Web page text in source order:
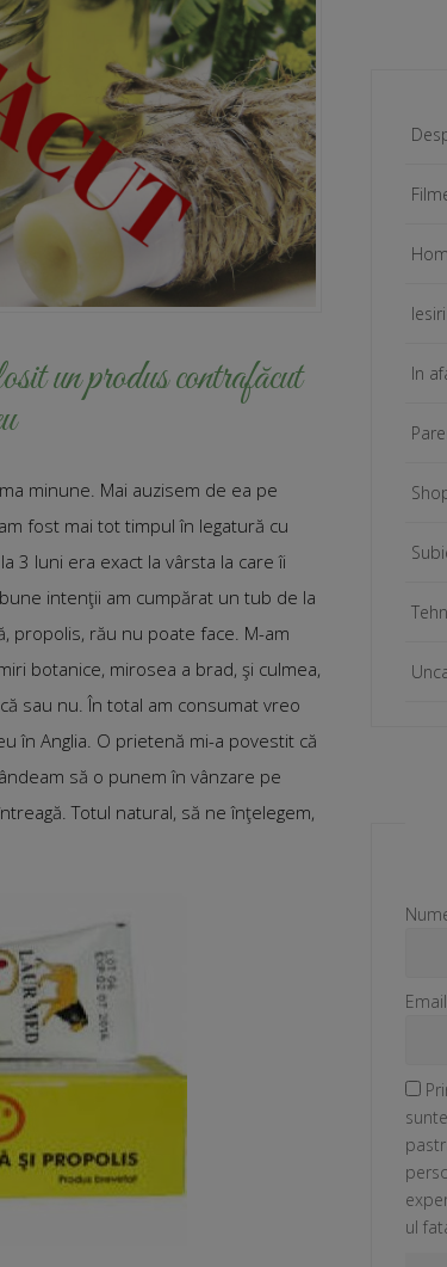
un produs contrafăcut
minune. Mai auzisem de ea pe
fost mai tot timpul în legatură cu
3 luni era exact la vârsta la care îi
intenţii am cumpărat un tub de la
propolis, rău nu poate face. M-am
botanice, mirosea a brad, şi culmea,
sau nu. În total am consumat vreo
în Anglia. O prietenă mi-a povestit că
să o punem în vânzare pe
Totul natural, să ne înţelegem,
In
ul